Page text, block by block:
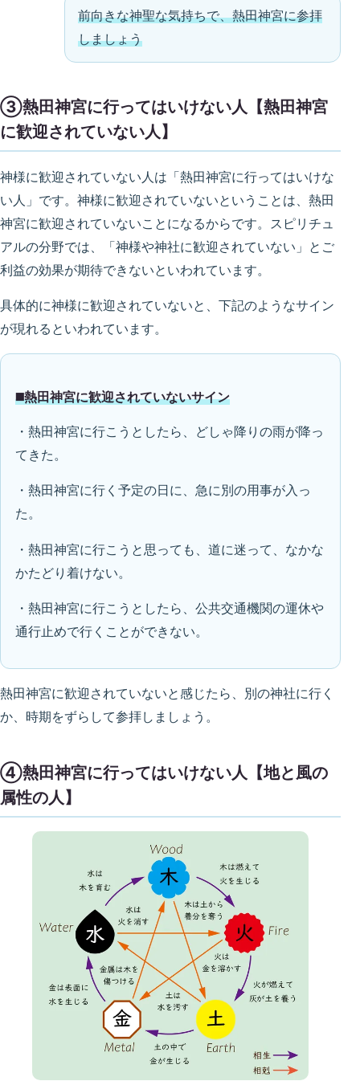
前向きな神聖な気持ちで、熱田神宮に参拝
しましょう
③熱田神宮に行ってはいけない人【熱田神宮
に歓迎されていない人】
神様に歓迎されていない人は「熱田神宮に行ってはいけな
い人」です。神様に歓迎されていないということは、熱田
神宮に歓迎されていないことになるからです。スピリチュ
アルの分野では、「神様や神社に歓迎されていない」とご
利益の効果が期待できないといわれています。
具体的に神様に歓迎されていないと、下記のようなサイン
が現れるといわれています。
◼️熱田神宮に歓迎されていないサイン
・熱田神宮に行こうとしたら、どしゃ降りの雨が降っ
てきた。
・熱田神宮に行く予定の日に、急に別の用事が入っ
た。
・熱田神宮に行こうと思っても、道に迷って、なかな
かたどり着けない。
・熱田神宮に行こうとしたら、公共交通機関の運休や
通行止めで行くことができない。
熱田神宮に歓迎されていないと感じたら、別の神社に行く
か、時期をずらして参拝しましょう。
④熱田神宮に行ってはいけない人【地と風の
属性の人】